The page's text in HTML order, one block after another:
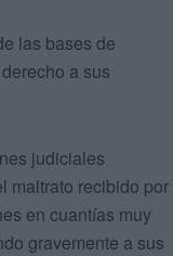
las bases de
a sus
judiciales
maltrato recibido por
en cuantías muy
gravemente a sus